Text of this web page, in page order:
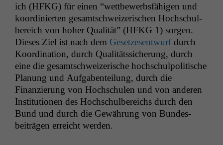
ich (HFKG) für einen “wet­tbe­werb­s­fähi­gen und
koor­dinierten gesamtschweiz­erischen Hochschul­
bere­ich von hoher Qual­ität” (HFKG 1) sor­gen.
Dieses Ziel ist nach dem Geset­ze­sen­twurfdurch
Koor­di­na­tion, durch Qual­itätssicherung, durch
eine die gesamtschweiz­erische hochschulpoli­tis­che
Pla­nung und Auf­gaben­teilung, durch die
Finanzierung von Hochschulen und von anderen
Insti­tu­tio­nen des Hochschul­bere­ichs durch den
Bund und durch die Gewährung von Bun­des­
beiträ­gen erre­icht werden.